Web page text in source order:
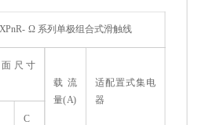
Ω 系列单极组合式滑触线
尺寸
载流
量(A)
适配置式集电
器
C